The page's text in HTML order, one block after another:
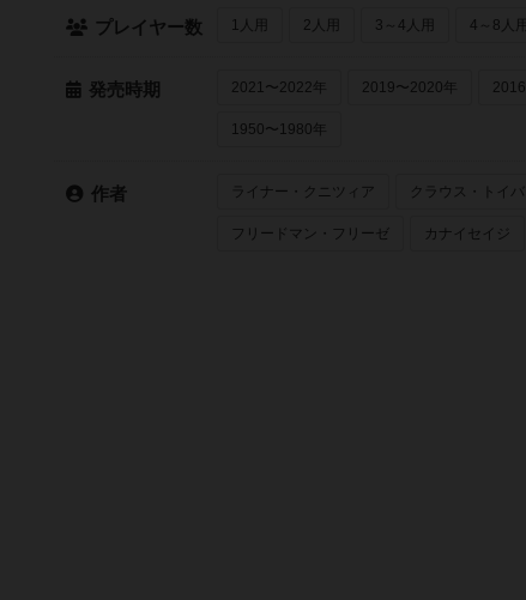
プレイヤー数 1人用 2人用 3～4人用 4～8人用
発売時期 2021〜2022年 2019〜2020年
1950〜1980年
作者 ライナー・クニツィア クラウス・トイ
フリードマン・フリーゼ カナイセイジ